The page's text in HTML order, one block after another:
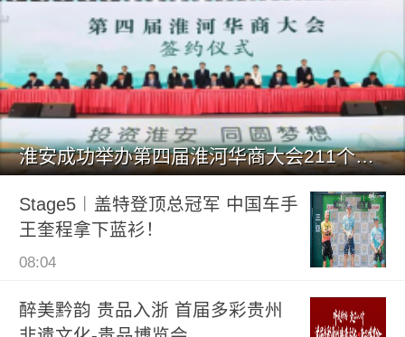
淮安成功举办第四届淮河华商大会211个签约项目 总投资1486.
Stage5︱盖特登顶总冠军 中国车手
王奎程拿下蓝衫！
08:04
醉美黔韵 贵品入浙 首届多彩贵州